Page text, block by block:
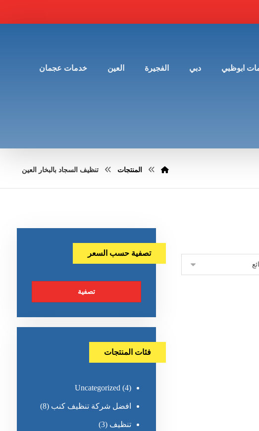
ابوظبي دبي الفجيرة العين خدمات عجمان
المنتجات تنظيف السجاد بالبخار العين
تصفية حسب السعر
تصفية
فئات المنتجات
Uncategorized (4)
افضل شركة تنظيف كنب (8)
تنظيف (3)